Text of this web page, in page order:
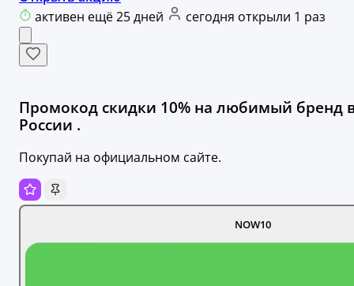
активен ещё 25 дней
сегодня открыли 1 раз
Промокод скидки 10% на любимый бренд
России .
Покупай на официальном сайте.
NOW10